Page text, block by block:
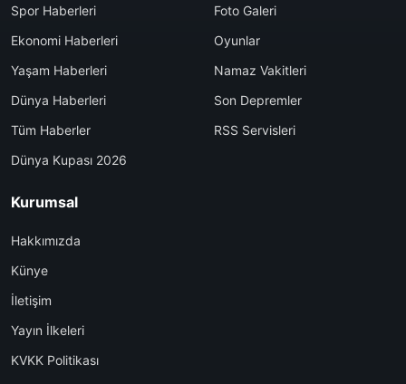
Spor Haberleri
Ekonomi Haberleri
Yaşam Haberleri
Dünya Haberleri
Tüm Haberler
Dünya Kupası 2026
Foto Galeri
Oyunlar
Namaz Vakitleri
Son Depremler
RSS Servisleri
Kurumsal
Hakkımızda
Künye
İletişim
Yayın İlkeleri
KVKK Politikası